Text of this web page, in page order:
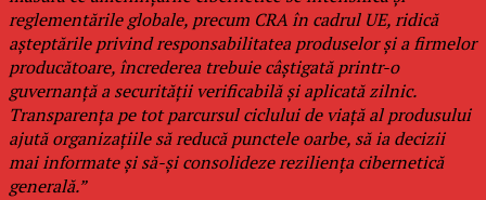
reglementările globale, precum CRA în cadrul UE, ridică
așteptările privind responsabilitatea produselor și a firmelor
producătoare, încrederea trebuie câștigată printr-o
guvernanță a securității verificabilă și aplicată zilnic.
Transparența pe tot parcursul ciclului de viață al produsului
ajută organizațiile să reducă punctele oarbe, să ia decizii
mai informate și să-și consolideze reziliența cibernetică
generală.”